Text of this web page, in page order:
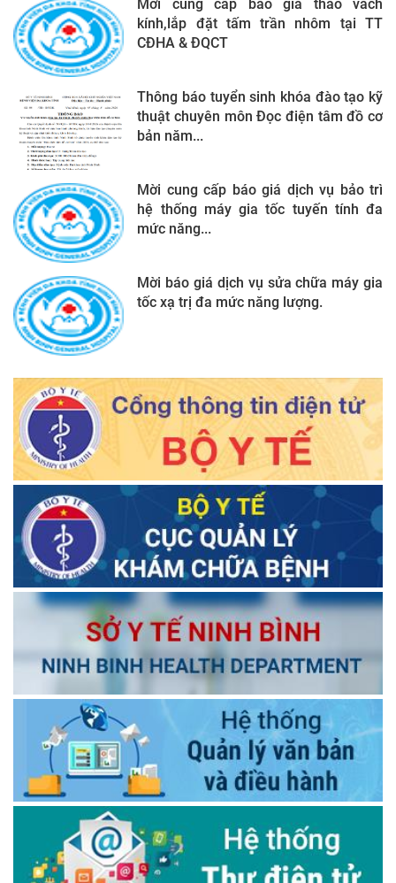
Mời cung cấp báo giá tháo vách
kính,lắp đặt tấm trần nhôm tại TT
CĐHA & ĐQCT
Thông báo tuyển sinh khóa đào tạo kỹ
thuật chuyên môn Đọc điện tâm đồ cơ
bản năm...
Mời cung cấp báo giá dịch vụ bảo trì
hệ thống máy gia tốc tuyến tính đa
mức năng...
Mời báo giá dịch vụ sửa chữa máy gia
tốc xạ trị đa mức năng lượng.